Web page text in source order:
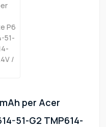
per Acer
51-G2 TMP614-